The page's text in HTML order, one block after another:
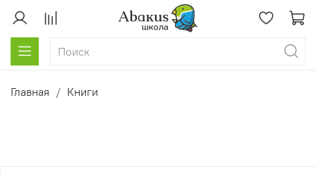
Главная Книги